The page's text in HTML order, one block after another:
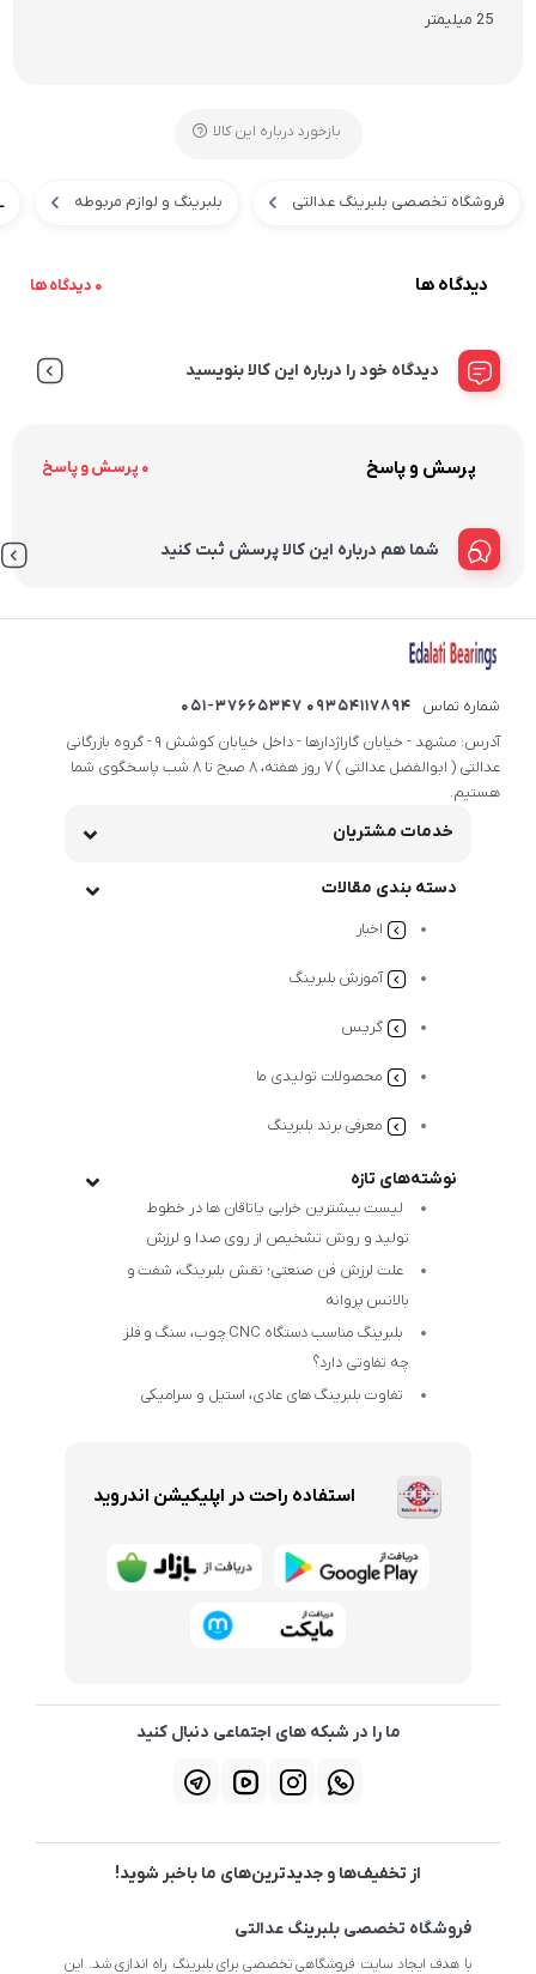
25 میلیمتر
بازخورد درباره این کالا
فروشگاه تخصصی بلبرینگ عدالتی بلبرینگ و لوازم مربوطه
دیدگاه ها 0 دیدگاه ها
دیدگاه خود را درباره این کالا بنویسید
پرسش و پاسخ 0 پرسش و پاسخ
شما هم درباره این کالا پرسش ثبت کنید
شماره تماس
09354117894 051-37665347
آدرس: مشهد - خیابان گاراژدارها - داخل خیابان کوشش 9 - گروه بازرگانی
عدالتی ( ابوالفضل عدالتی ) 7 روز هفته، 8 صبح تا 8 شب پاسخگوی شما
هستیم.
خدمات مشتریان
دسته بندی مقالات
اخبار
آموزش بلبرینگ
گریس
محصولات تولیدی ما
معرفی برند بلبرینگ
نوشته‌های تازه
لیست بیشترین خرابی‌ یاتاقان ها در خطوط
تولید و روش تشخیص از روی صدا و لرزش
علت لرزش فن صنعتی؛ نقش بلبرینگ، شفت و
بالانس پروانه
بلبرینگ مناسب دستگاه CNC چوب، سنگ و فلز
چه تفاوتی دارد؟
تفاوت بلبرینگ های عادی، استیل و سرامیکی
استفاده راحت در اپلیکیشن اندروید
ما را در شبکه های اجتماعی دنبال کنید
از تخفیف‌ها و جدیدترین‌های ما باخبر شوید!
فروشگاه تخصصی بلبرینگ عدالتی
با هدف ایجاد سایت فروشگاهی تخصصی برای بلبرینگ راه اندازی شد. این